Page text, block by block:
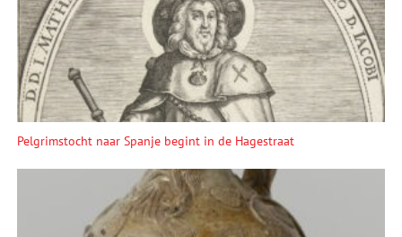
Pelgrimstocht naar Spanje begint in de Hagestraat